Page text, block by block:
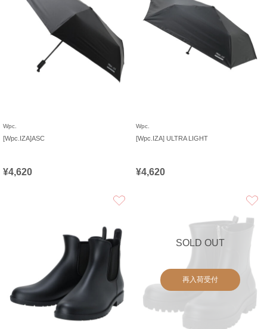
Wpc.
[Wpc.IZA]ASC
¥4,620
Wpc.
[Wpc.IZA] ULTRA LIGHT
¥4,620
SOLD OUT
再入荷受付